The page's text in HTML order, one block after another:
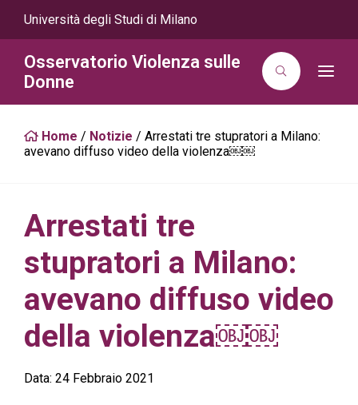
Università degli Studi di Milano
Osservatorio Violenza sulle
Donne
T
Home / Notizie / Arrestati tre stupratori a Milano:
avevano diffuso video della violenza￼￼
Arrestati tre
stupratori a Milano:
avevano diffuso video
della violenza￼￼
Data: 24 Febbraio 2021